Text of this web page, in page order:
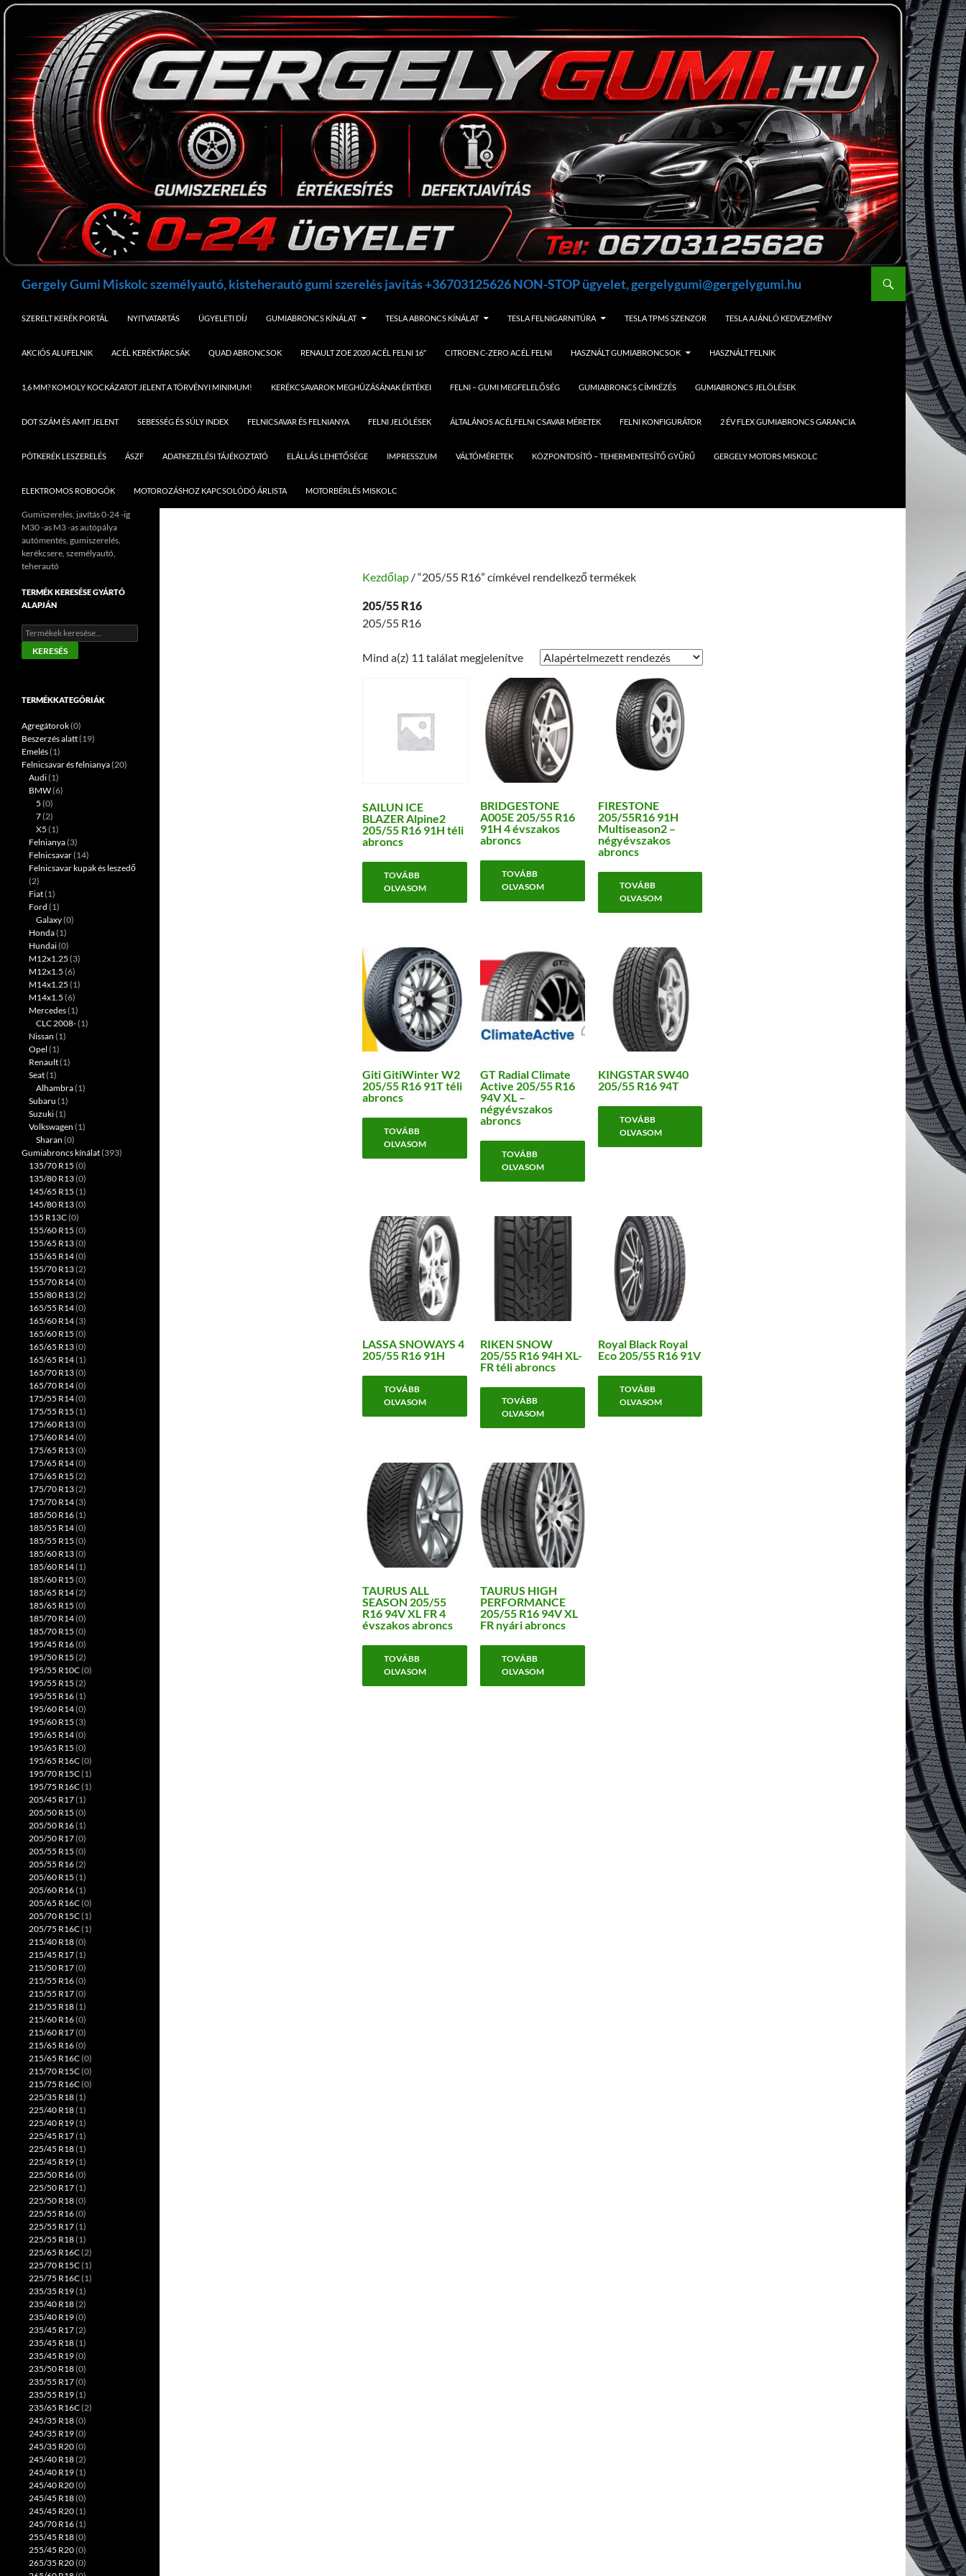
Kilépés
tartalomba
Gergely Gumi Miskolc személyautó, kisteherautó gumi szerelés javítás +36703125626 NON-STOP ügyelet, gergelygumi@gergelygumi.hu
SZERELT KERÉK PORTÁL NYITVATARTÁS ÜGYELETI DÍJ GUMIABRONCS KÍNÁLAT TESLA ABRONCS KÍNÁLAT TESLA FELNIGARNITÚRA TESLA TPMS SZENZOR TESLA AJÁNLÓ KEDVEZMÉNY
AKCIÓS ALUFELNIK ACÉL KERÉKTÁRCSÁK QUAD ABRONCSOK RENAULT ZOE 2020 ACÉL FELNI 16″ CITROEN C-ZERO ACÉL FELNI HASZNÁLT GUMIABRONCSOK HASZNÁLT FELNIK
1,6 MM? KOMOLY KOCKÁZATOT JELENT A TÖRVÉNYI MINIMUM! KERÉKCSAVAROK MEGHÚZÁSÁNAK ÉRTÉKEI FELNI – GUMI MEGFELELŐSÉG GUMIABRONCS CÍMKÉZÉS GUMIABRONCS JELÖLÉSEK
DOT SZÁM ÉS AMIT JELENT SEBESSÉG ÉS SÚLY INDEX FELNICSAVAR ÉS FELNIANYA FELNI JELÖLÉSEK ÁLTALÁNOS ACÉLFELNI CSAVAR MÉRETEK FELNI KONFIGURÁTOR 2 ÉV FLEX GUMIABRONCS GARANCIA
PÓTKERÉK LESZERELÉS ÁSZF ADATKEZELÉSI TÁJÉKOZTATÓ ELÁLLÁS LEHETŐSÉGE IMPRESSZUM VÁLTÓMÉRETEK KÖZPONTOSÍTÓ – TEHERMENTESÍTŐ GYŰRŰ GERGELY MOTORS MISKOLC
ELEKTROMOS ROBOGÓK MOTOROZÁSHOZ KAPCSOLÓDÓ ÁRLISTA MOTORBÉRLÉS MISKOLC
Kezdőlap / “205/55 R16” címkével rendelkező termékek
205/55 R16
205/55 R16
Mind a(z) 11 találat megjelenítve
SAILUN ICE
BLAZER Alpine2
205/55 R16 91H téli
abroncs
TOVÁBB
OLVASOM
BRIDGESTONE
A005E 205/55 R16
91H 4 évszakos
abroncs
TOVÁBB
OLVASOM
FIRESTONE
205/55R16 91H
Multiseason2 –
négyévszakos
abroncs
TOVÁBB
OLVASOM
Giti GitiWinter W2
205/55 R16 91T téli
abroncs
TOVÁBB
OLVASOM
GT Radial Climate
Active 205/55 R16
94V XL –
négyévszakos
abroncs
TOVÁBB
OLVASOM
KINGSTAR SW40
205/55 R16 94T
TOVÁBB
OLVASOM
LASSA SNOWAYS 4
205/55 R16 91H
TOVÁBB
OLVASOM
RIKEN SNOW
205/55 R16 94H XL-
FR téli abroncs
TOVÁBB
OLVASOM
Royal Black Royal
Eco 205/55 R16 91V
TOVÁBB
OLVASOM
TAURUS ALL
SEASON 205/55
R16 94V XL FR 4
évszakos abroncs
TOVÁBB
OLVASOM
TAURUS HIGH
PERFORMANCE
205/55 R16 94V XL
FR nyári abroncs
TOVÁBB
OLVASOM
Gumiszerelés, javítás 0-24 -ig
M30 -as M3 -as autópálya
autómentés, gumiszerelés,
kerékcsere, személyautó,
teherautó
TERMÉK KERESÉSE GYÁRTÓ
ALAPJÁN
Keresés
a
következőre:
KERESÉS
TERMÉKKATEGÓRIÁK
Agregátorok(0)
Beszerzés alatt(19)
Emelés(1)
Felnicsavar és felnianya(20)
Audi(1)
BMW(6)
5 (0)
7(2)
X5 (1)
Felnianya(3)
Felnicsavar(14)
Felnicsavar kupak és leszedő
(2)
Fiat(1)
Ford (1)
Galaxy(0)
Honda(1)
Hundai(0)
M12x1.25 (3)
M12x1.5 (6)
M14x1.25 (1)
M14x1.5 (6)
Mercedes(1)
CLC 2008-(1)
Nissan (1)
Opel (1)
Renault(1)
Seat(1)
Alhambra(1)
Subaru (1)
Suzuki(1)
Volkswagen (1)
Sharan (0)
Gumiabroncs kínálat(393)
135/70 R15 (0)
135/80 R13(0)
145/65 R15 (1)
145/80 R13(0)
155 R13C(0)
155/60 R15 (0)
155/65 R13(0)
155/65 R14(0)
155/70 R13(2)
155/70 R14(0)
155/80 R13(2)
165/55 R14(0)
165/60 R14(3)
165/60 R15 (0)
165/65 R13(0)
165/65 R14(1)
165/70 R13(0)
165/70 R14(0)
175/55 R14(0)
175/55 R15 (1)
175/60 R13(0)
175/60 R14(0)
175/65 R13(0)
175/65 R14(0)
175/65 R15 (2)
175/70 R13(2)
175/70 R14(3)
185/50 R16(1)
185/55 R14(0)
185/55 R15 (0)
185/60 R13(0)
185/60 R14(1)
185/60 R15 (0)
185/65 R14(2)
185/65 R15 (0)
185/70 R14(0)
185/70 R15 (0)
195/45 R16(0)
195/50 R15 (2)
195/55 R10C(0)
195/55 R15 (2)
195/55 R16(1)
195/60 R14(0)
195/60 R15 (3)
195/65 R14(0)
195/65 R15 (0)
195/65 R16C(0)
195/70 R15C(1)
195/75 R16C(1)
205/45 R17(1)
205/50 R15 (0)
205/50 R16(1)
205/50 R17(0)
205/55 R15 (0)
205/55 R16(2)
205/60 R15 (1)
205/60 R16(1)
205/65 R16C(0)
205/70 R15C(1)
205/75 R16C(1)
215/40 R18(0)
215/45 R17(1)
215/50 R17(0)
215/55 R16(0)
215/55 R17(0)
215/55 R18(1)
215/60 R16(0)
215/60 R17(0)
215/65 R16(0)
215/65 R16C(0)
215/70 R15C(0)
215/75 R16C(0)
225/35 R18(1)
225/40 R18(1)
225/40 R19(1)
225/45 R17(1)
225/45 R18(1)
225/45 R19(1)
225/50 R16(0)
225/50 R17(1)
225/50 R18(0)
225/55 R16(0)
225/55 R17(1)
225/55 R18(1)
225/65 R16C(2)
225/70 R15C(1)
225/75 R16C(1)
235/35 R19(1)
235/40 R18(2)
235/40 R19(0)
235/45 R17(2)
235/45 R18(1)
235/45 R19(0)
235/50 R18(0)
235/55 R17(0)
235/55 R19(1)
235/65 R16C(2)
245/35 R18(0)
245/35 R19(0)
245/35 R20(0)
245/40 R18(2)
245/40 R19(1)
245/40 R20(0)
245/45 R18(0)
245/45 R20(1)
245/70 R16(1)
255/45 R18(0)
255/45 R20(0)
265/35 R20(0)